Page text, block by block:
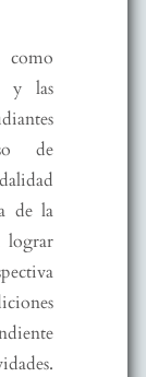
como
y las
de
de la
lograr